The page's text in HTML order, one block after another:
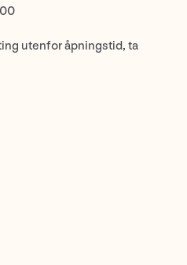
utenfor åpningstid, ta